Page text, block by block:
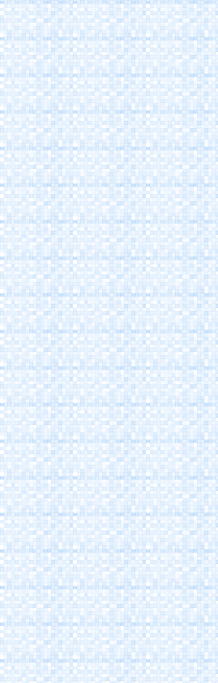
Cesenatico's Canal
Harbour
Maritime Museum
Cesenatico
Marino Moretti's
House - Cesenatico
EuroCamp Cesenatico
Spazio Pantani - Marco
Pantani's Museum
Cesenatico